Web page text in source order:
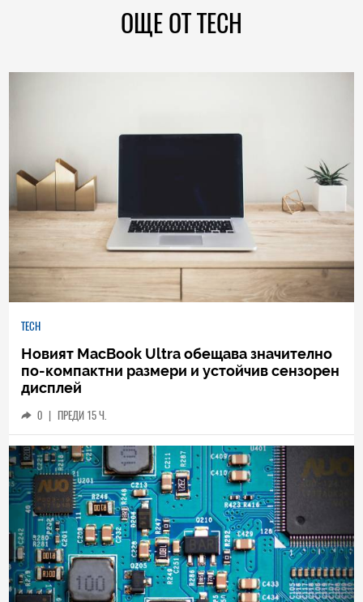
ОЩЕ ОТ TECH
TECH
Новият MacBook Ultra обещава значително
по-компактни размери и устойчив сензорен
дисплей
0 | ПРЕДИ 15 Ч.